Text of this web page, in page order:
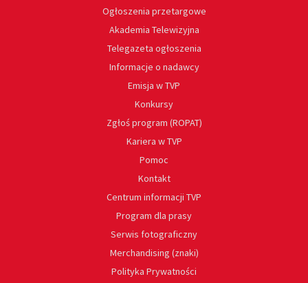
Ogłoszenia przetargowe
Akademia Telewizyjna
Telegazeta ogłoszenia
Informacje o nadawcy
Emisja w TVP
Konkursy
Zgłoś program (ROPAT)
Kariera w TVP
Pomoc
Kontakt
Centrum informacji TVP
Program dla prasy
Serwis fotograficzny
Merchandising (znaki)
Polityka Prywatności